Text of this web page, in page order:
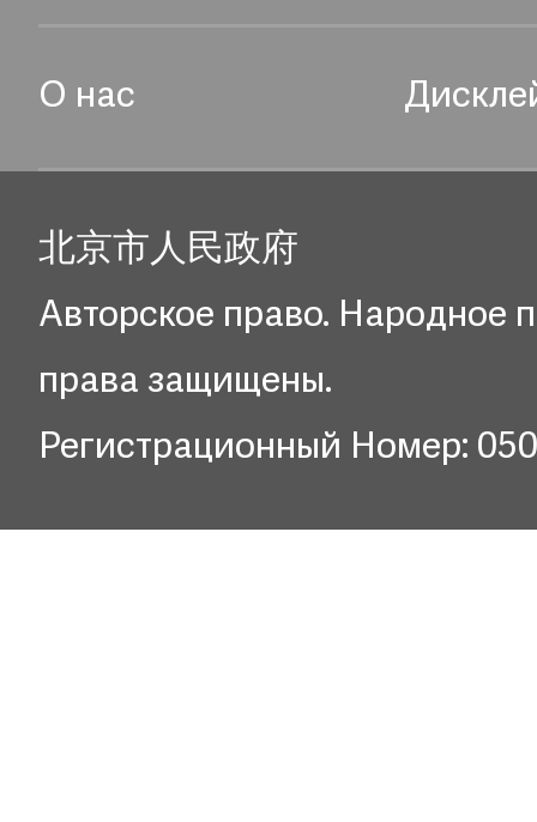
О нас
北京市人民政府
Авторское право. Народное
права защищены.
Регистрационный Номер: